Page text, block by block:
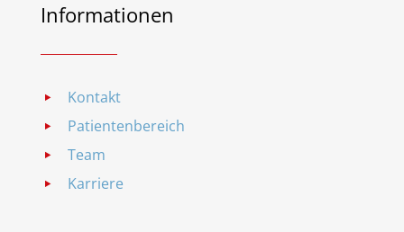
Informationen
Kontakt
Patientenbereich
Team
Karriere